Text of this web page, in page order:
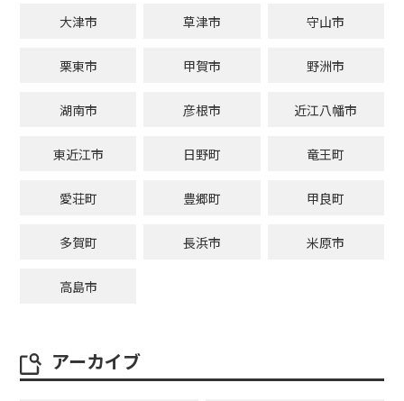
大津市 草津市 守山市
栗東市 甲賀市 野洲市
湖南市 彦根市 近江八幡市
東近江市 日野町 竜王町
愛荘町 豊郷町 甲良町
多賀町 長浜市 米原市
高島市
アーカイブ